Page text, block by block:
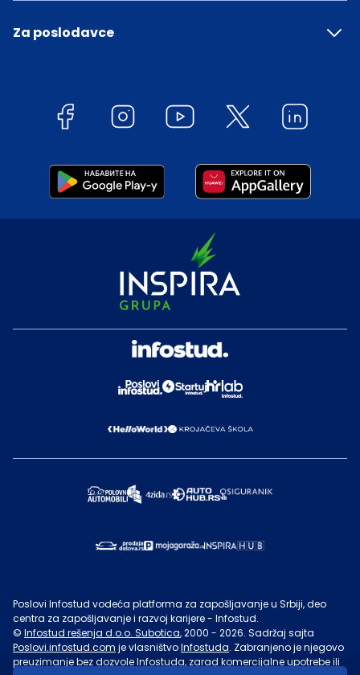
Za poslodavce
Poslovi Infostud vodeća platforma za zapošljavanje u Srbiji, deo
centra za zapošljavanje i razvoj karijere - Infostud.
© Infostud rešenja d.o.o. Subotica, 2000 - 2026. Sadržaj sajta
Poslovi.infostud.com je vlasništvoInfostuda. Zabranjeno je njegovo
preuzimanje bez dozvoleInfostuda, zarad komercijalne upotrebe ili